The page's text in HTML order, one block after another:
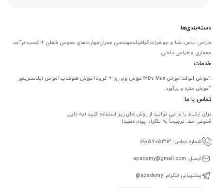
دسته‌بندی‌ها
طراحی لباس، طلا و جواهراتگرافیکمهندسی عمرانمهارت‌های عمومی شغلی + کسب درآمد
معماری و طراحی داخلی
خدمات
آموزش اتوکدآموزش 3Ds Max آموزش وی ری + کروناآموزش فتوشاپآموزش ایلاستریتور
آموزش متره و برآورد
تماس با ما
برای ارتباط با ما می توانید از روش های زیر استفاده کنید (به دلیل
شلوغی خط، ترجیحاً به تلگرام پیام دهید)
شماره تماس: 09057053113
ایمیل: apademy@gmail.com
پشتیبانی تلگرام: apademy@